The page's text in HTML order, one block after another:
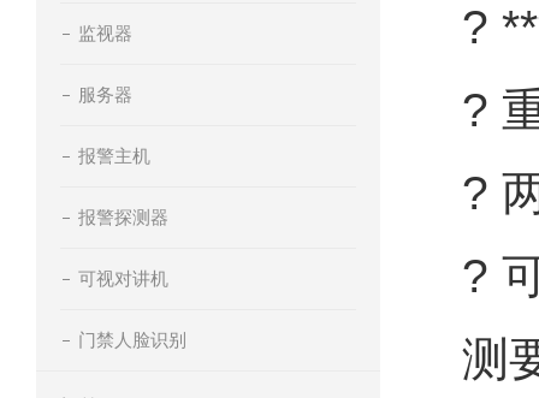
监视器
服务器
报警主机
报警探测器
可视对讲机
门禁人脸识别
?
?
?
?
测